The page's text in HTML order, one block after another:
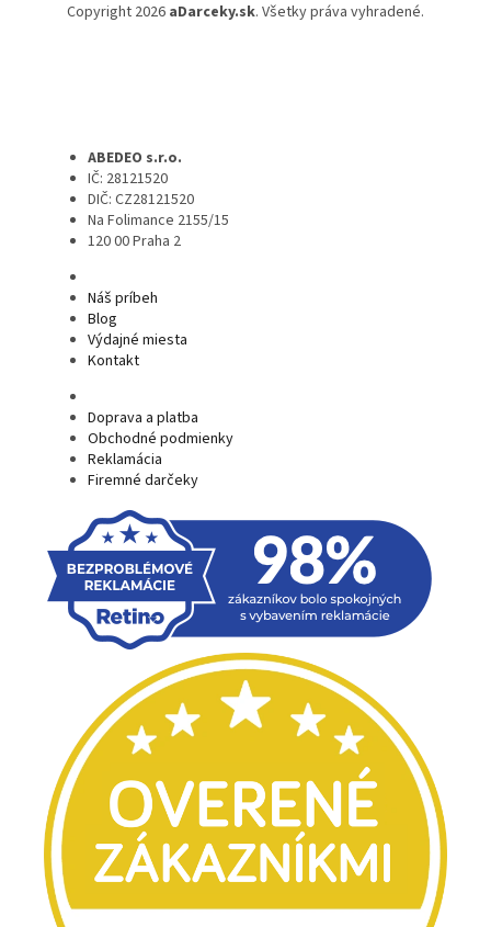
Copyright 2026 aDarceky.sk. Všetky práva vyhradené.
ABEDEO s.r.o.
IČ: 28121520
DIČ: CZ28121520
Na Folimance 2155/15
120 00 Praha 2
Náš príbeh
Blog
Výdajné miesta
Kontakt
Doprava a platba
Obchodné podmienky
Reklamácia
Firemné darčeky